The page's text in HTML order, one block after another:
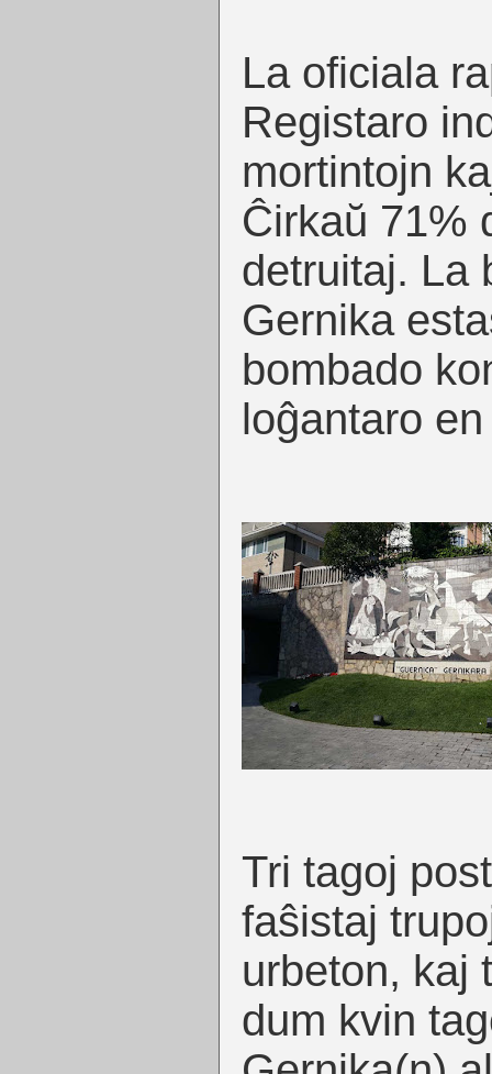
La oficiala
Registaro
mortintojn
Ĉirkaŭ 71%
detruitaj. La
Gernika
bombado
loĝantaro
Tri tagoj
faŝistaj
urbeton, kaj
dum kvin